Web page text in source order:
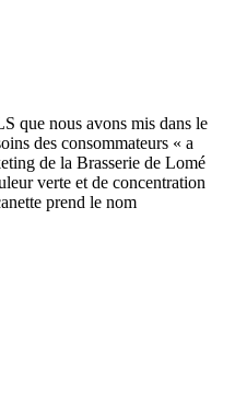
que nous avons mis dans le
des consommateurs « a
de la Brasserie de Lomé
verte et de concentration
prend le nom